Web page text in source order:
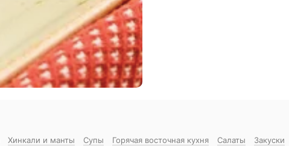
Хинкали и манты Супы Горячая восточная куxня Салаты
Закуски